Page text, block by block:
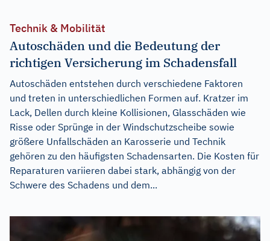
Technik & Mobilität
Autoschäden und die Bedeutung der
richtigen Versicherung im Schadensfall
Autoschäden entstehen durch verschiedene Faktoren
und treten in unterschiedlichen Formen auf. Kratzer im
Lack, Dellen durch kleine Kollisionen, Glasschäden wie
Risse oder Sprünge in der Windschutzscheibe sowie
größere Unfallschäden an Karosserie und Technik
gehören zu den häufigsten Schadensarten. Die Kosten für
Reparaturen variieren dabei stark, abhängig von der
Schwere des Schadens und dem...